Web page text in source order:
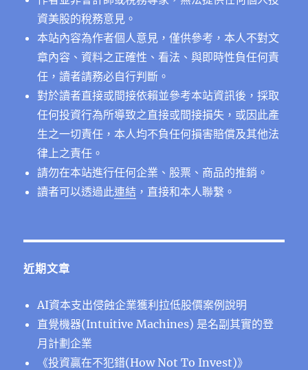
資美股的稅務意見。
本站內容為作者個人意見，僅供參考，本人不對文
章內容、資料之正確性、看法、與即時性負任何責
任，讀者請務必自行判斷。
對於讀者直接或間接依賴並參考本站資訊後，採取
任何投資行為所導致之直接或間接損失，或因此產
生之一切責任，本人均不負任何損害賠償及其他法
律上之責任。
請勿在本站進行任何企業、股票、商品的推銷。
讀者可以透過此連結 ，直接和本人聯繫。
近期文章
AI資本支出侵蝕企業獲利拉低股價案例說明
直覺機器(Intuitive Machines) 是名副其實的登
月計劃企業
《投資贏在不犯錯(How Not To Invest)》